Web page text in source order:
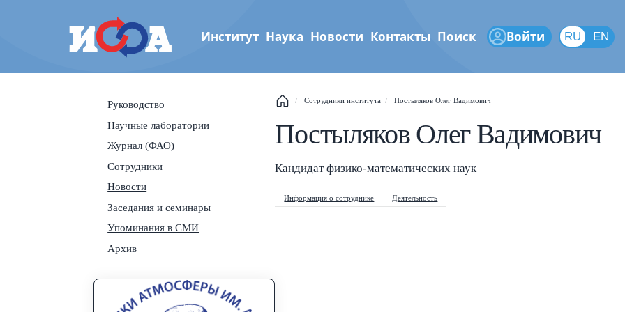
Институт физики атмосферы
Институт Наука Новости Контакты Поиск Войти RU EN
RU
Руководство
Научные лаборатории
Журнал (ФАО)
Сотрудники
Новости
Заседания и семинары
Упоминания в СМИ
Архив
Сотрудники института Постыляков Олег Вадимович
Постыляков Олег Вадимович
Кандидат физико-математических наук
Информация о сотруднике Деятельность
This help popup Shift + ?
Search popup
Navigate posts